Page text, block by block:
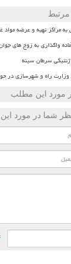
مراکز تهیه و عرضه مواد
سرطان سینه
وزارت راه و شهرسازی در
مورد این مطلب
شما در مورد
=